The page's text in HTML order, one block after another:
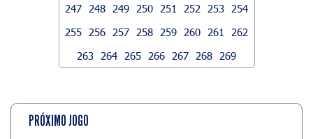
247
248 249 250 251 252 253
254
255
256 257 258 259 260 261
262
263
264 265 266 267 268 269
PRÓXIMO JOGO